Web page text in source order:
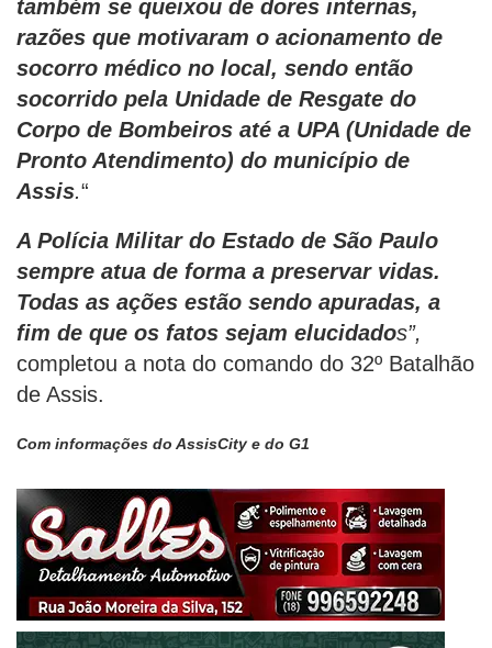
também se queixou de dores internas,
razões que motivaram o acionamento de
socorro médico no local, sendo então
socorrido pela Unidade de Resgate do
Corpo de Bombeiros até a UPA (Unidade de
Pronto Atendimento) do município de
Assis.“
A Polícia Militar do Estado de São Paulo
sempre atua de forma a preservar vidas.
Todas as ações estão sendo apuradas, a
fim de que os fatos sejam elucidados”,
completou a nota do comando do 32º Batalhão
de Assis.
Com informações do AssisCity e do G1